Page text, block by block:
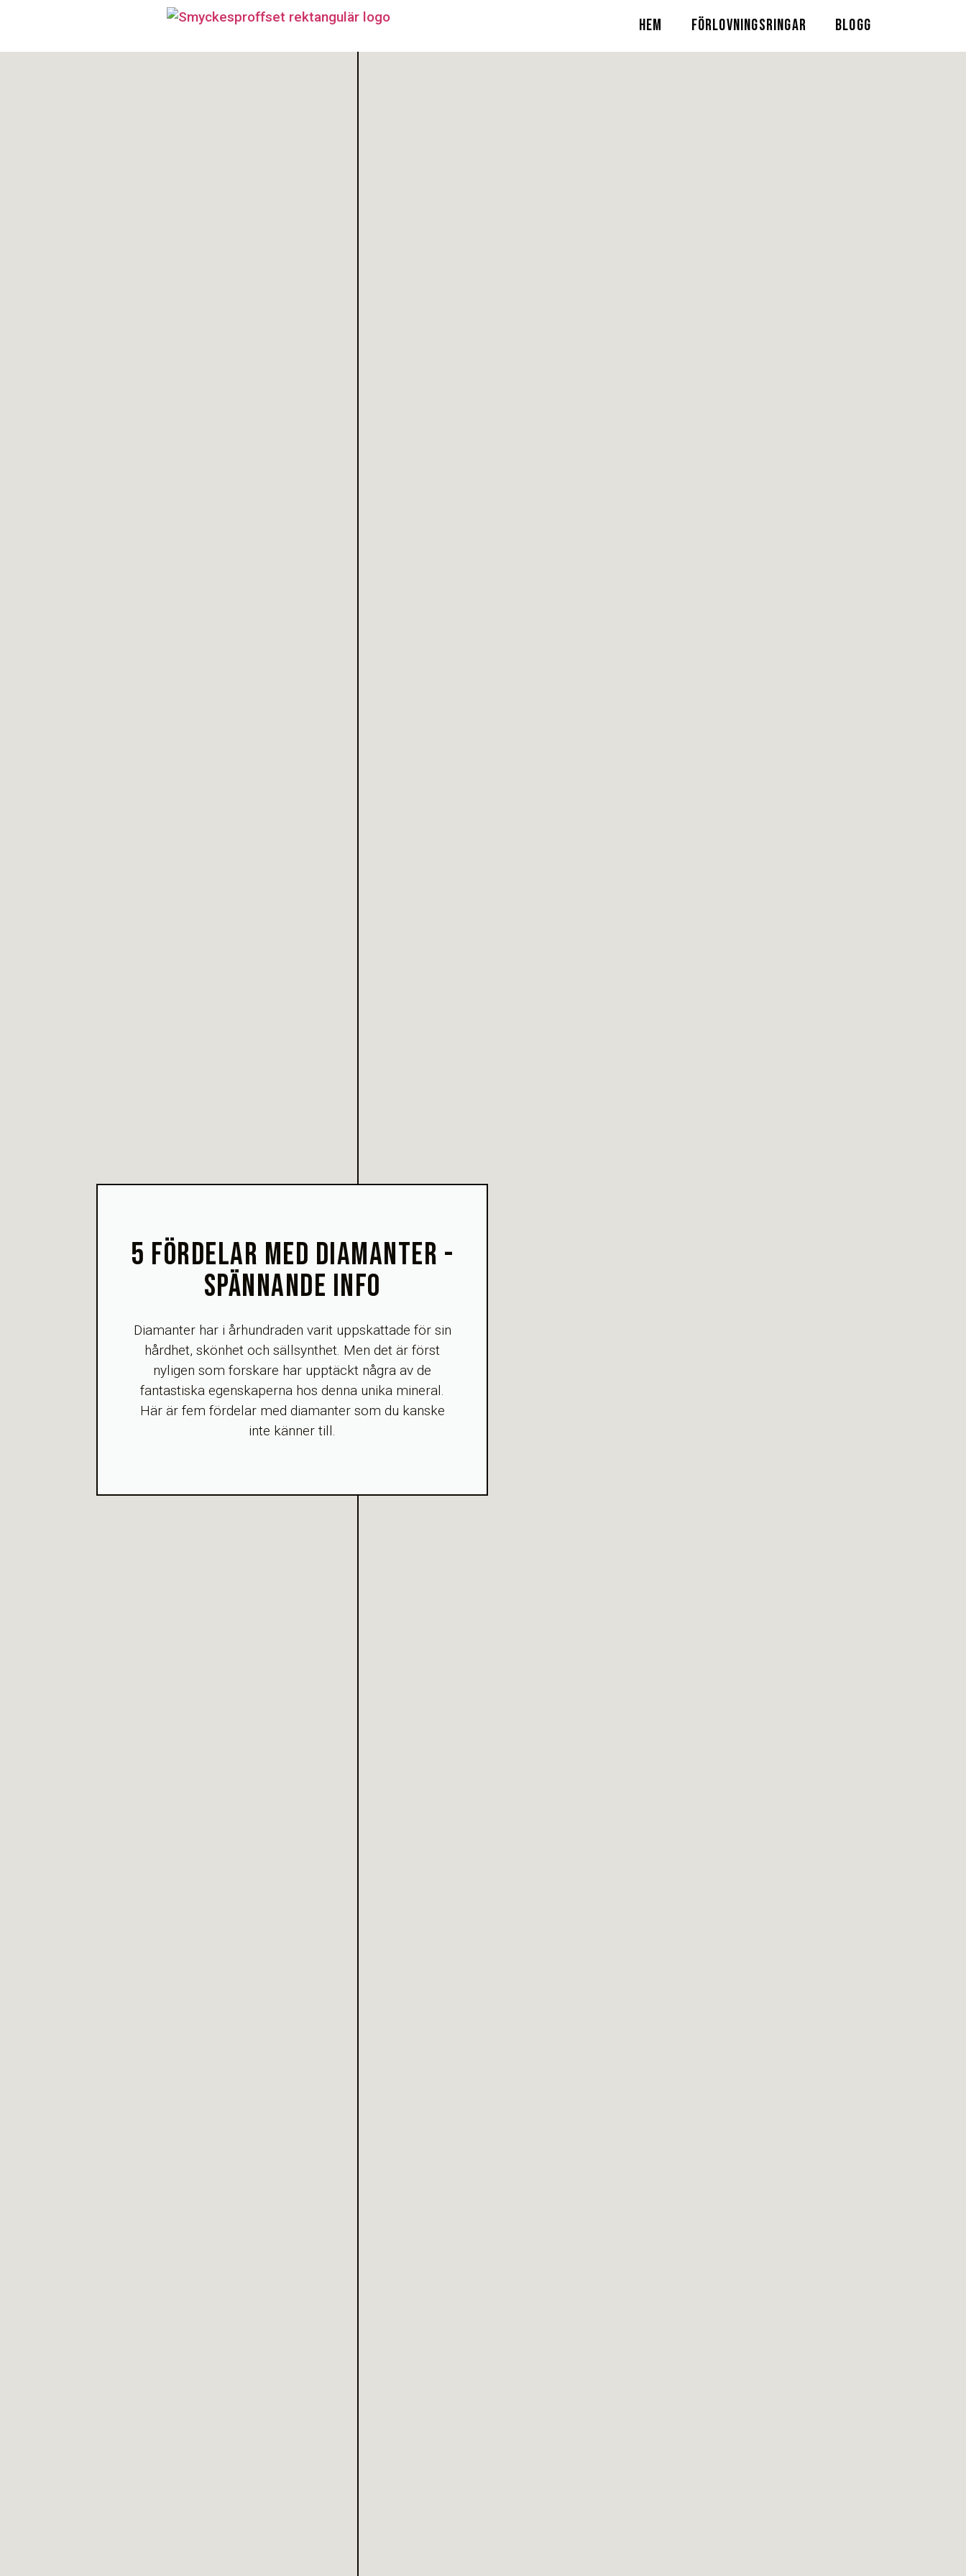
HEM FÖRLOVNINGSRINGAR BLOGG
5 FÖRDELAR MED DIAMANTER -
SPÄNNANDE INFO
Diamanter har i århundraden varit uppskattade för sin
hårdhet, skönhet och sällsynthet. Men det är först
nyligen som forskare har upptäckt några av de
fantastiska egenskaperna hos denna unika mineral.
Här är fem fördelar med diamanter som du kanske
inte känner till.